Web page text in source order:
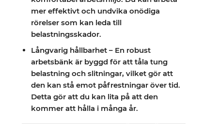
mer effektivt och undvika onödiga
rörelser som kan leda till
belastningsskador.
Långvarig hållbarhet – En robust
arbetsbänk är byggd för att tåla tung
belastning och slitningar, vilket gör att
den kan stå emot påfrestningar över tid.
Detta gör att du kan lita på att den
kommer att hålla i många år.